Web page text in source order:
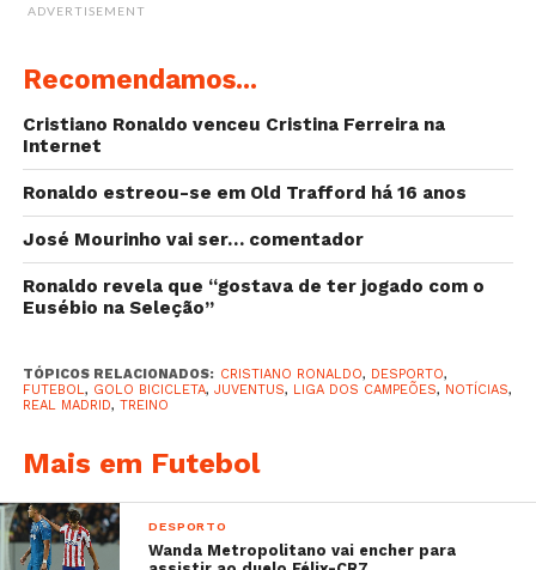
Practice makes perfect. @Cristiano |
#APorLa13
A post shared byReal Madrid C.F. (@realmadrid) on
ADVERTISEMENT
Recomendamos...
Cristiano Ronaldo venceu Cristina Ferreira na
Internet
Ronaldo estreou-se em Old Trafford há 16 anos
José Mourinho vai ser… comentador
Ronaldo revela que “gostava de ter jogado com o
Eusébio na Seleção”
TÓPICOS RELACIONADOS: CRISTIANO RONALDO, DESPORTO,
FUTEBOL, GOLO BICICLETA, JUVENTUS, LIGA DOS CAMPEÕES, NOTÍCIAS,
REAL MADRID, TREINO
Mais em Futebol
DESPORTO
Wanda Metropolitano vai encher para